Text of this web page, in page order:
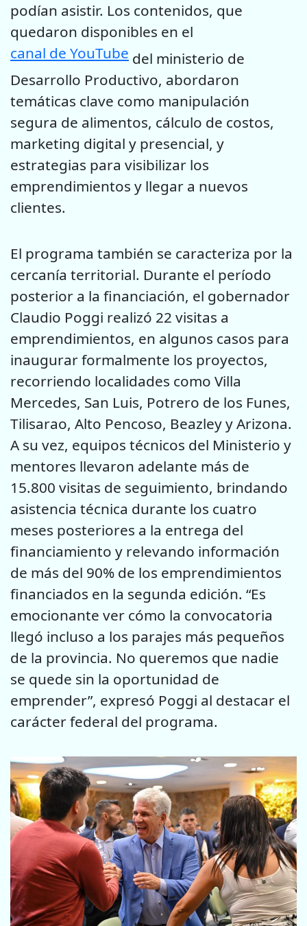
podían asistir. Los contenidos, que
quedaron disponibles en el
canal de YouTube del ministerio de
Desarrollo Productivo, abordaron
temáticas clave como manipulación
segura de alimentos, cálculo de costos,
marketing digital y presencial, y
estrategias para visibilizar los
emprendimientos y llegar a nuevos
clientes.
El programa también se caracteriza por la
cercanía territorial. Durante el período
posterior a la financiación, el gobernador
Claudio Poggi realizó 22 visitas a
emprendimientos, en algunos casos para
inaugurar formalmente los proyectos,
recorriendo localidades como Villa
Mercedes, San Luis, Potrero de los Funes,
Tilisarao, Alto Pencoso, Beazley y Arizona.
A su vez, equipos técnicos del Ministerio y
mentores llevaron adelante más de
15.800 visitas de seguimiento, brindando
asistencia técnica durante los cuatro
meses posteriores a la entrega del
financiamiento y relevando información
de más del 90% de los emprendimientos
financiados en la segunda edición. “Es
emocionante ver cómo la convocatoria
llegó incluso a los parajes más pequeños
de la provincia. No queremos que nadie
se quede sin la oportunidad de
emprender”, expresó Poggi al destacar el
carácter federal del programa.